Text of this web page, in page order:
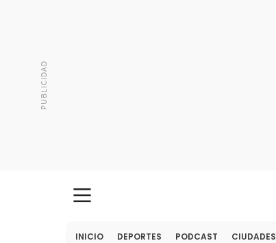
INICIO DEPORTES PODCAST CIUDADES